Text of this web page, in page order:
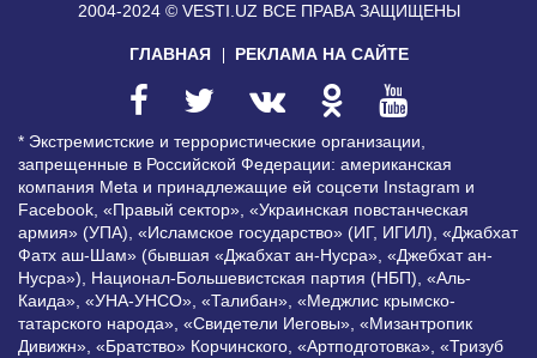
2004-2024 © VESTI.UZ ВСЕ ПРАВА ЗАЩИЩЕНЫ
ГЛАВНАЯ РЕКЛАМА НА САЙТЕ
* Экстремистские и террористические организации,
запрещенные в Российской Федерации: американская
компания Meta и принадлежащие ей соцсети Instagram и
Facebook, «Правый сектор», «Украинская повстанческая
армия» (УПА), «Исламское государство» (ИГ, ИГИЛ), «Джабхат
Фатх аш-Шам» (бывшая «Джабхат ан-Нусра», «Джебхат ан-
Нусра»), Национал-Большевистская партия (НБП), «Аль-
Каида», «УНА-УНСО», «Талибан», «Меджлис крымско-
татарского народа», «Свидетели Иеговы», «Мизантропик
Дивижн», «Братство» Корчинского, «Артподготовка», «Тризуб